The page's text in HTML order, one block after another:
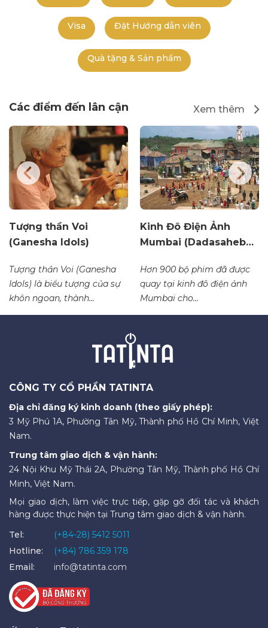
Visa Đặt Hướng dẫn viên
Quà tặng & Sản phẩm
Các điểm đến lân cận Xem thêm
Tượng thần Voi
(Ganesha Idols)
Tượng thần Voi (Ganesha
Idols) là biểu tượng của sự
khôn ngoan, thành...
Kinh Đô Điện Ảnh
Mumbai (Dadasaheb…
Hơn 900 bộ phim đã được
quay tại kinh đô điện ảnh
Mumbai cho...
CÔNG TY CỔ PHẦN TATINTA
Địa chỉ đăng ký kinh doanh (theo giấy phép):
3 Mỹ Phú 1A, Phường Tân Mỹ, Thành phố Hồ Chí Minh, Việt
Nam.
Trung tâm giao dịch & vận hành:
24 Nội Khu Mỹ Thái 2A, Phường Tân Mỹ, Thành phố Hồ Chí
Minh, Việt Nam.
Mọi giao dịch, làm việc trực tiếp, gặp gỡ đối tác và khách
hàng được thực hiện tại Trung tâm giao dịch & vận hành.
Tel:
(+84-28) 5412 5011
Hotline:
(+84) 786 359 178
Email:
info@tatinta.com